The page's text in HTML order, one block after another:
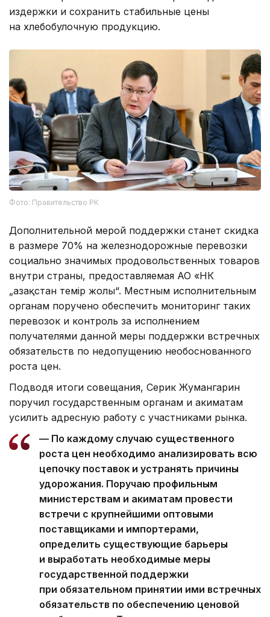
издержки и сохранить стабильные цены
на хлебобулочную продукцию.
Фото: Правительство РК
Дополнительной мерой поддержки станет скидка
в размере 70% на железнодорожные перевозки
социально значимых продовольственных товаров
внутри страны, предоставляемая АО «НК
„Қазақстан темір жолы“. Местным исполнительным
органам поручено обеспечить мониторинг таких
перевозок и контроль за исполнением
получателями данной меры поддержки встречных
обязательств по недопущению необоснованного
роста цен.
Подводя итоги совещания, Серик Жумангарин
поручил государственным органам и акиматам
усилить адресную работу с участниками рынка.
— По каждому случаю существенного
роста цен необходимо анализировать всю
цепочку поставок и устранять причины
удорожания. Поручаю профильным
министерствам и акиматам провести
встречи с крупнейшими оптовыми
поставщиками и импортерами,
определить существующие барьеры
и выработать необходимые меры
государственной поддержки
при обязательном принятии ими встречных
обязательств по обеспечению ценовой